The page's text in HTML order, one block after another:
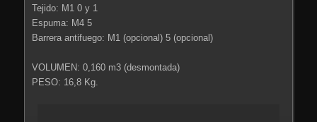
Tejido: M1 0 y 1
Espuma: M4 5
Barrera antifuego: M1 (opcional) 5 (opcional)
VOLUMEN: 0,160 m3 (desmontada)
PESO: 16,8 Kg.